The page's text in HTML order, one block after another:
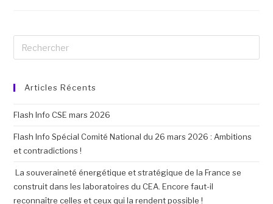
Articles Récents
Flash Info CSE mars 2026
Flash Info Spécial Comité National du 26 mars 2026 : Ambitions
et contradictions !
La souveraineté énergétique et stratégique de la France se
construit dans les laboratoires du CEA. Encore faut-il
reconnaître celles et ceux qui la rendent possible !